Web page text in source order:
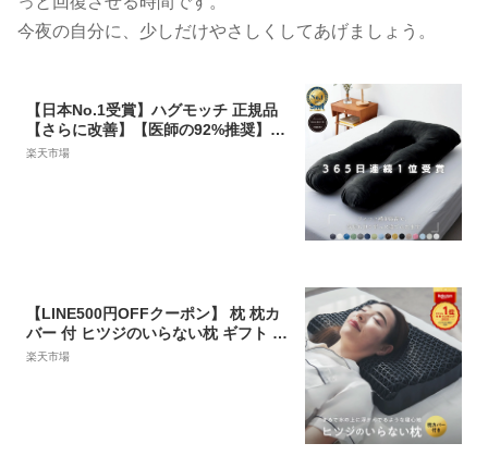
今夜の自分に、少しだけやさしくしてあげましょう。
【日本No.1受賞】ハグモッチ 正規品
【さらに改善】【医師の92%推奨】30
万人の眠りを変えた 枕 ふわもち 腰 肩
楽天市場
【LINE500円OFFクーポン】 枕 枕カ
バー 付 ヒツジのいらない枕 ギフト 実
用的 健康グッズ 誕生日 ギフト 洗える
楽天市場